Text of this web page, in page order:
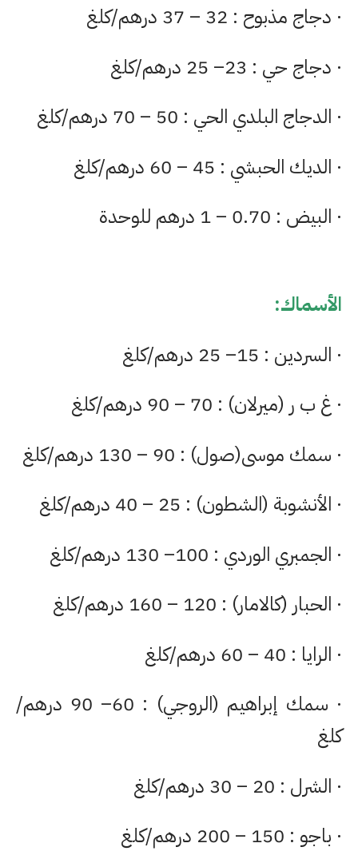
· دجاج مذبوح : 32 – 37 درهم/كلغ
· دجاج حي : 23– 25 درهم/كلغ
· الدجاج البلدي الحي : 50 – 70 درهم/كلغ
· الديك الحبشي : 45 – 60 درهم/كلغ
· البيض : 0.70 – 1 درهم للوحدة
الأسماك:
· السردين : 15– 25 درهم/كلغ
· غ ب ر (ميرلان) : 70 – 90 درهم/كلغ
· سمك موسى(صول) : 90 – 130 درهم/كلغ
· الأنشوبة (الشطون) : 25 – 40 درهم/كلغ
· الجمبري الوردي : 100– 130 درهم/كلغ
· الحبار (كالامار) : 120 – 160 درهم/كلغ
· الرايا : 40 – 60 درهم/كلغ
· سمك إبراهيم (الروجي) : 60– 90 درهم/
كلغ
· الشرل : 20 – 30 درهم/كلغ
· باجو : 150 – 200 درهم/كلغ